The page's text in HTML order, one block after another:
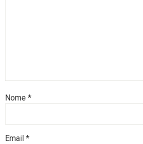
Nome *
Email *